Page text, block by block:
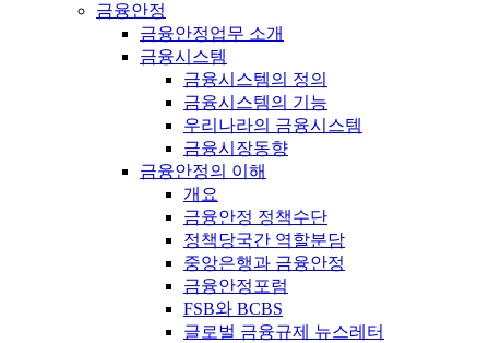
금융안정
금융안정업무 소개
금융시스템
금융시스템의 정의
금융시스템의 기능
우리나라의 금융시스템
금융시장동향
금융안정의 이해
개요
금융안정 정책수단
정책당국간 역할분담
중앙은행과 금융안정
금융안정포럼
FSB와 BCBS
글로벌 금융규제 뉴스레터